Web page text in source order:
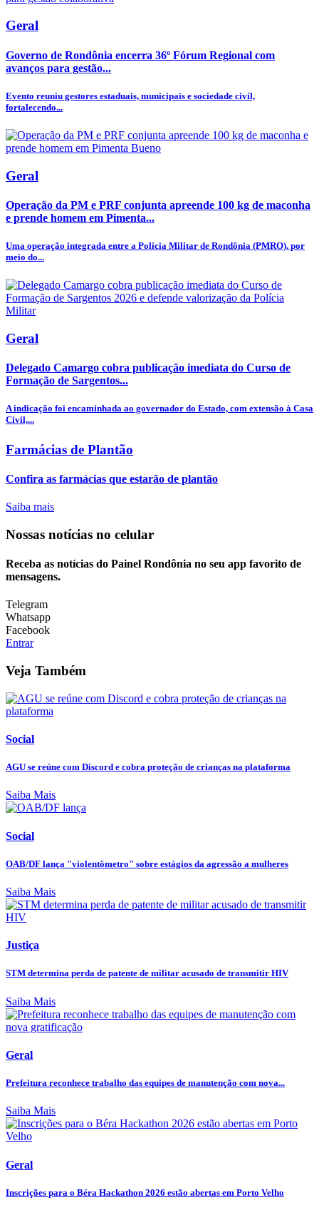
Geral
Governo de Rondônia encerra 36º Fórum Regional com
avanços para gestão...
Evento reuniu gestores estaduais, municipais e sociedade civil,
fortalecendo...
Geral
Operação da PM e PRF conjunta apreende 100 kg de maconha
e prende homem em Pimenta...
Uma operação integrada entre a Polícia Militar de Rondônia (PMRO), por
meio do...
Geral
Delegado Camargo cobra publicação imediata do Curso de
Formação de Sargentos...
A indicação foi encaminhada ao governador do Estado, com extensão à Casa
Civil,...
Farmácias de Plantão
Confira as farmácias que estarão de plantão
Saiba mais
Nossas notícias no celular
Receba as notícias do Painel Rondônia no seu app favorito de
mensagens.
Telegram
Whatsapp
Facebook
Entrar
Veja Também
Social
AGU se reúne com Discord e cobra proteção de crianças na plataforma
Saiba Mais
Social
OAB/DF lança "violentômetro" sobre estágios da agressão a mulheres
Saiba Mais
Justiça
STM determina perda de patente de militar acusado de transmitir HIV
Saiba Mais
Geral
Prefeitura reconhece trabalho das equipes de manutenção com nova...
Saiba Mais
Geral
Inscrições para o Béra Hackathon 2026 estão abertas em Porto Velho